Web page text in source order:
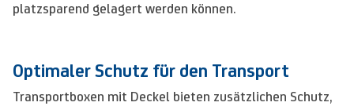
platzsparend gelagert werden können.
Optimaler Schutz für den Transport
Transportboxen mit Deckel bieten zusätzlichen Schutz,